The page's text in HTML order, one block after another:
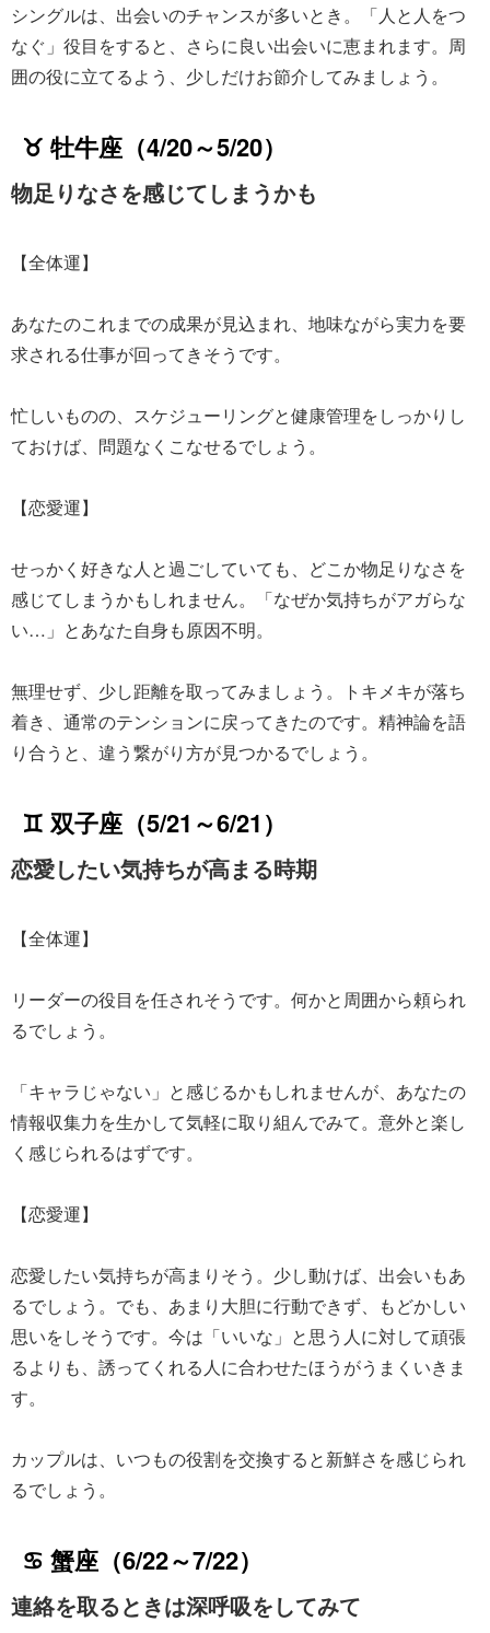
シングルは、出会いのチャンスが多いとき。「人と人をつ
なぐ」役目をすると、さらに良い出会いに恵まれます。周
囲の役に立てるよう、少しだけお節介してみましょう。
♉ 牡牛座（4/20～5/20）
物足りなさを感じてしまうかも
【全体運】
あなたのこれまでの成果が見込まれ、地味ながら実力を要
求される仕事が回ってきそうです。
忙しいものの、スケジューリングと健康管理をしっかりし
ておけば、問題なくこなせるでしょう。
【恋愛運】
せっかく好きな人と過ごしていても、どこか物足りなさを
感じてしまうかもしれません。「なぜか気持ちがアガらな
い…」とあなた自身も原因不明。
無理せず、少し距離を取ってみましょう。トキメキが落ち
着き、通常のテンションに戻ってきたのです。精神論を語
り合うと、違う繋がり方が見つかるでしょう。
♊ 双子座（5/21～6/21）
恋愛したい気持ちが高まる時期
【全体運】
リーダーの役目を任されそうです。何かと周囲から頼られ
るでしょう。
「キャラじゃない」と感じるかもしれませんが、あなたの
情報収集力を生かして気軽に取り組んでみて。意外と楽し
く感じられるはずです。
【恋愛運】
恋愛したい気持ちが高まりそう。少し動けば、出会いもあ
るでしょう。でも、あまり大胆に行動できず、もどかしい
思いをしそうです。今は「いいな」と思う人に対して頑張
るよりも、誘ってくれる人に合わせたほうがうまくいきま
す。
カップルは、いつもの役割を交換すると新鮮さを感じられ
るでしょう。
♋ 蟹座（6/22～7/22）
連絡を取るときは深呼吸をしてみて